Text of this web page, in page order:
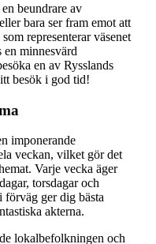
beundrare av
bara ser fram emot att
representerar väsenet
minnesvärd
en av Rysslands
besök i god tid!
imponerande
veckan, vilket gör det
Varje vecka äger
torsdagar och
förväg ger dig bästa
akterna.
lokalbefolkningen och